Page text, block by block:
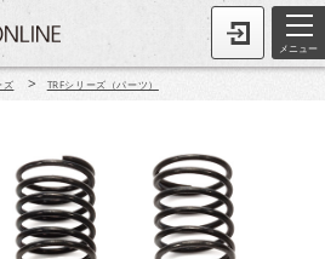
メニュー
ズ > TRFシリーズ（パーツ）